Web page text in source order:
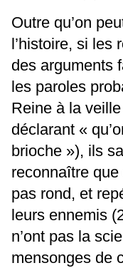
Outre qu’on
l’histoire, si les
des arguments
les paroles
Reine à la
déclarant «
brioche »), ils
reconnaître
pas rond, et
leurs ennemis
n’ont pas la
mensonges de